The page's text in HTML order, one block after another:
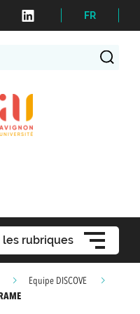
FR
les rubriques
Equipe DISCOVE